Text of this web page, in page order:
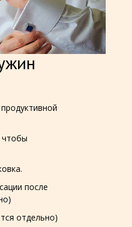
чтобы
после
отдельно)